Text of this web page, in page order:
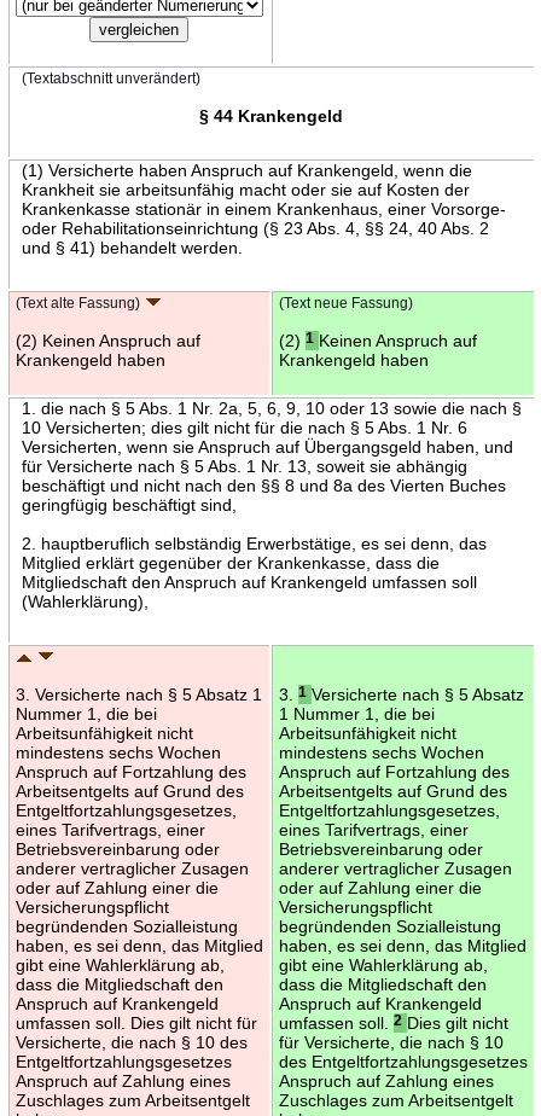
(Textabschnitt unverändert)
§ 44 Krankengeld
(1) Versicherte haben Anspruch auf Krankengeld, wenn die
Krankheit sie arbeitsunfähig macht oder sie auf Kosten der
Krankenkasse stationär in einem Krankenhaus, einer Vorsorge-
oder Rehabilitationseinrichtung (§ 23 Abs. 4, §§ 24, 40 Abs. 2
und § 41) behandelt werden.
(Text alte Fassung)
(2) Keinen Anspruch auf
Krankengeld haben
(Text neue Fassung)
(2) 1 Keinen Anspruch auf
Krankengeld haben
1. die nach § 5 Abs. 1 Nr. 2a, 5, 6, 9, 10 oder 13 sowie die nach §
10 Versicherten; dies gilt nicht für die nach § 5 Abs. 1 Nr. 6
Versicherten, wenn sie Anspruch auf Übergangsgeld haben, und
für Versicherte nach § 5 Abs. 1 Nr. 13, soweit sie abhängig
beschäftigt und nicht nach den §§ 8 und 8a des Vierten Buches
geringfügig beschäftigt sind,
2. hauptberuflich selbständig Erwerbstätige, es sei denn, das
Mitglied erklärt gegenüber der Krankenkasse, dass die
Mitgliedschaft den Anspruch auf Krankengeld umfassen soll
(Wahlerklärung),
3. Versicherte nach § 5 Absatz 1
Nummer 1, die bei
Arbeitsunfähigkeit nicht
mindestens sechs Wochen
Anspruch auf Fortzahlung des
Arbeitsentgelts auf Grund des
Entgeltfortzahlungsgesetzes,
eines Tarifvertrags, einer
Betriebsvereinbarung oder
anderer vertraglicher Zusagen
oder auf Zahlung einer die
Versicherungspflicht
begründenden Sozialleistung
haben, es sei denn, das Mitglied
gibt eine Wahlerklärung ab,
dass die Mitgliedschaft den
Anspruch auf Krankengeld
umfassen soll. Dies gilt nicht für
Versicherte, die nach § 10 des
Entgeltfortzahlungsgesetzes
Anspruch auf Zahlung eines
Zuschlages zum Arbeitsentgelt
3. 1 Versicherte nach § 5 Absatz
1 Nummer 1, die bei
Arbeitsunfähigkeit nicht
mindestens sechs Wochen
Anspruch auf Fortzahlung des
Arbeitsentgelts auf Grund des
Entgeltfortzahlungsgesetzes,
eines Tarifvertrags, einer
Betriebsvereinbarung oder
anderer vertraglicher Zusagen
oder auf Zahlung einer die
Versicherungspflicht
begründenden Sozialleistung
haben, es sei denn, das Mitglied
gibt eine Wahlerklärung ab,
dass die Mitgliedschaft den
Anspruch auf Krankengeld
umfassen soll.
2 Dies gilt nicht
für Versicherte, die nach § 10
des Entgeltfortzahlungsgesetzes
Anspruch auf Zahlung eines
Zuschlages zum Arbeitsentgelt